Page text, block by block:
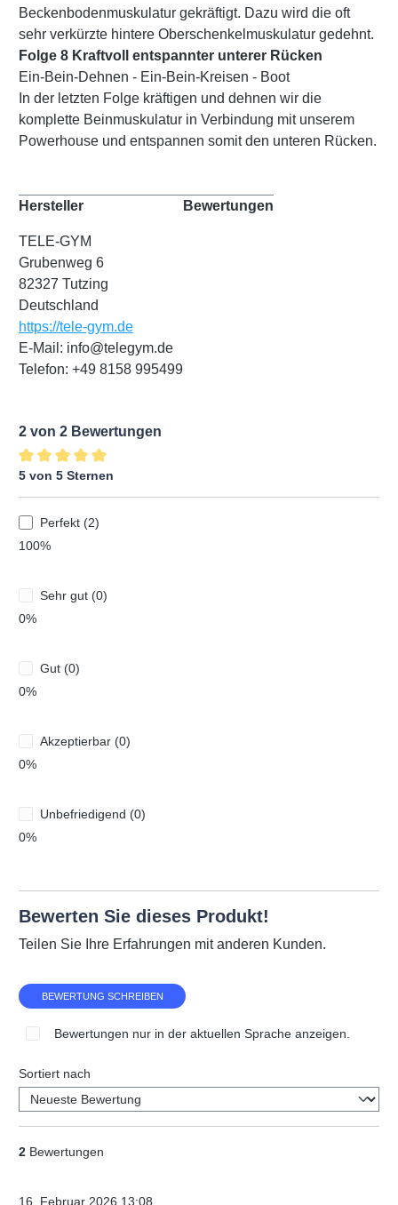
Beckenbodenmuskulatur gekräftigt. Dazu wird die oft
sehr verkürzte hintere Oberschenkelmuskulatur gedehnt.
Folge 8 Kraftvoll entspannter unterer Rücken
Ein-Bein-Dehnen - Ein-Bein-Kreisen - Boot
In der letzten Folge kräftigen und dehnen wir die
komplette Beinmuskulatur in Verbindung mit unserem
Powerhouse und entspannen somit den unteren Rücken.
Hersteller
TELE-GYM
Grubenweg 6
82327 Tutzing
Deutschland
https://tele-gym.de
E-Mail: info@telegym.de
Telefon: +49 8158 995499
Bewertungen
2 von 2 Bewertungen
Durchschnittliche Bewertung von 5 von 5 Sternen
5 von 5 Sternen
Perfekt (2)
100%
Sehr gut (0)
0%
Gut (0)
0%
Akzeptierbar (0)
0%
Unbefriedigend (0)
0%
Bewerten Sie dieses Produkt!
Teilen Sie Ihre Erfahrungen mit anderen Kunden.
BEWERTUNG SCHREIBEN
Bewertungen nur in der aktuellen Sprache anzeigen.
Sortiert nach
2 Bewertungen
16. Februar 2026 13:08